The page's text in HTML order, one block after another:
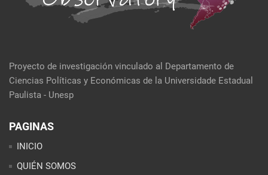
QUIÉN SOMOS
EVENTOS
CULTURA Y SOCIEDAD
SEMBLANZA DE LA SEMANA
ARTÍCULOS